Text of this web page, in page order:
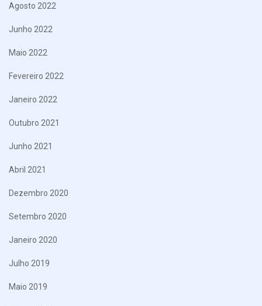
Agosto 2022
Junho 2022
Maio 2022
Fevereiro 2022
Janeiro 2022
Outubro 2021
Junho 2021
Abril 2021
Dezembro 2020
Setembro 2020
Janeiro 2020
Julho 2019
Maio 2019